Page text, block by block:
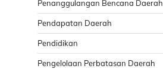
Penanggulangan Bencana Daerah
Pendapatan Daerah
Pendidikan
Pengelolaan Perbatasan Daerah